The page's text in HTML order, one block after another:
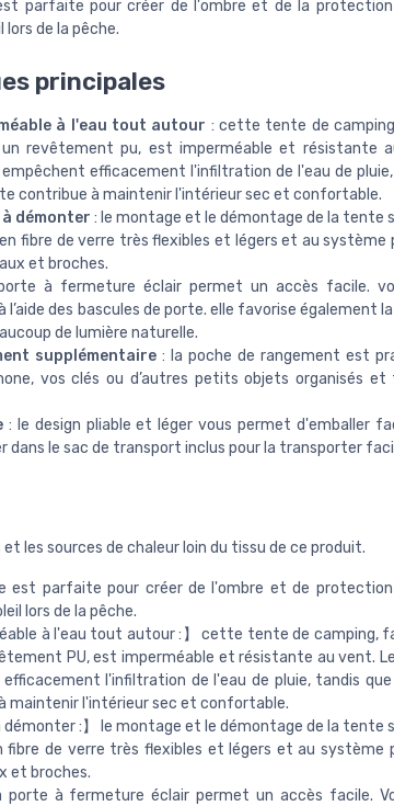
parfaite pour créer de l'ombre et de la
lors de la pêche.
principales
à l'eau tout autour : cette tente de
revêtement pu, est imperméable et résistante
efficacement l'infiltration de l'eau de
contribue à maintenir l'intérieur sec et confortable.
démonter : le montage et le démontage de la tente
fibre de verre très flexibles et légers et au système
et broches.
à fermeture éclair permet un accès facile.
l’aide des bascules de porte. elle favorise également
de lumière naturelle.
supplémentaire : la poche de rangement est
vos clés ou d’autres petits objets organisés
: le design pliable et léger vous permet d'emballer
dans le sac de transport inclus pour la transporter
les sources de chaleur loin du tissu de ce produit.
est parfaite pour créer de l'ombre et de
lors de la pêche.
à l'eau tout autour :】 cette tente de camping,
PU, est imperméable et résistante au vent.
l'infiltration de l'eau de pluie, tandis
maintenir l'intérieur sec et confortable.
démonter :】 le montage et le démontage de la tente
fibre de verre très flexibles et légers et au système
et broches.
porte à fermeture éclair permet un accès facile.